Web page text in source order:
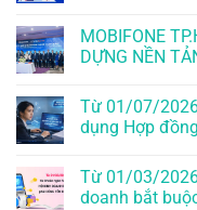
MOBIFONE
DỰNG NỀN
Từ 01/07/
dụng Hợp
Từ 01/03/
doanh bắt